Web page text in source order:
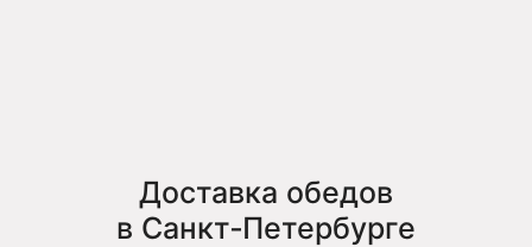
Доставка обедов
в Санкт‑Петербурге